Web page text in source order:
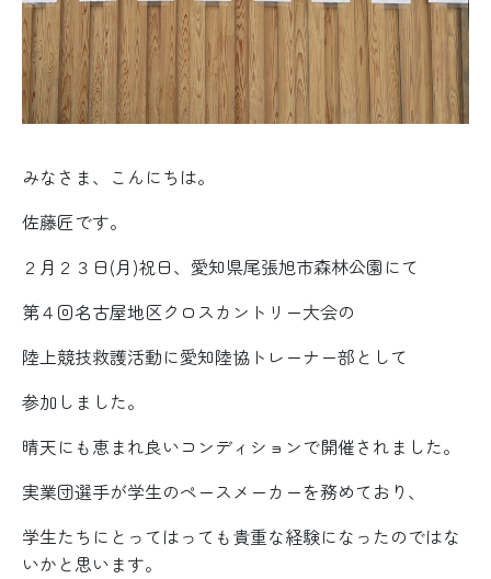
みなさま、こんにちは。
佐藤匠です。
２月２３日(月)祝日、愛知県尾張旭市森林公園にて
第４回名古屋地区クロスカントリー大会の
陸上競技救護活動に愛知陸協トレーナー部として
参加しました。
晴天にも恵まれ良いコンディションで開催されました。
実業団選手が学生のペースメーカーを務めており、
学生たちにとってはっても貴重な経験になったのではな
いかと思います。